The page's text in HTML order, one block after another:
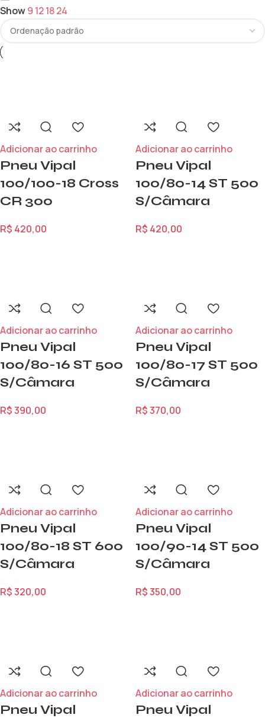
Show9 121824
Adicionar ao carrinho
Pneu Vipal
100/100-18 Cross
CR 300
R$ 420,00
Adicionar ao carrinho
Pneu Vipal
100/80-14 ST 500
S/Câmara
R$ 420,00
Adicionar ao carrinho
Pneu Vipal
100/80-16 ST 500
S/Câmara
R$390,00
Adicionar ao carrinho
Pneu Vipal
100/80-17 ST 500
S/Câmara
R$370,00
Adicionar ao carrinho
Pneu Vipal
100/80-18 ST 600
S/Câmara
R$320,00
Adicionar ao carrinho
Pneu Vipal
100/90-14 ST 500
S/Câmara
R$350,00
Adicionar ao carrinho
Pneu Vipal
Adicionar ao carrinho
Pneu Vipal